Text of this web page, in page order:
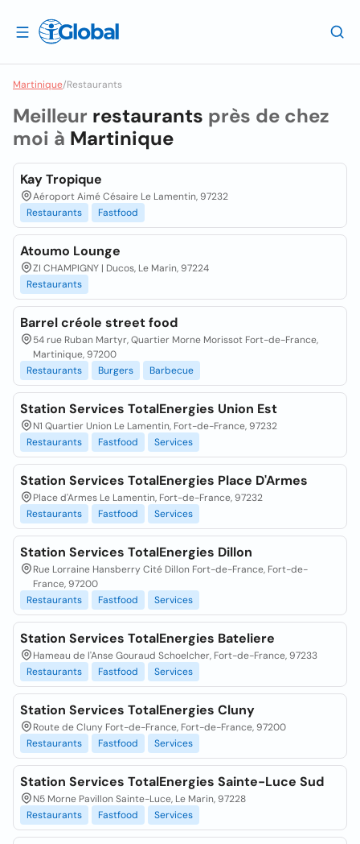
Martinique/Restaurants
Meilleur restaurants près de chez
moi à Martinique
Kay Tropique
Aéroport Aimé Césaire Le Lamentin, 97232
Restaurants
Fastfood
Atoumo Lounge
ZI CHAMPIGNY | Ducos, Le Marin, 97224
Restaurants
Barrel créole street food
54 rue Ruban Martyr, Quartier Morne Morissot Fort-de-France,
Martinique, 97200
Restaurants
Burgers Barbecue
Station Services TotalEnergies Union Est
N1 Quartier Union Le Lamentin, Fort-de-France, 97232
Restaurants
Fastfood Services
Station Services TotalEnergies Place D'Armes
Place d'Armes Le Lamentin, Fort-de-France, 97232
Restaurants
Fastfood Services
Station Services TotalEnergies Dillon
Rue Lorraine Hansberry Cité Dillon Fort-de-France, Fort-de-
France, 97200
Restaurants
Fastfood Services
Station Services TotalEnergies Bateliere
Hameau de l'Anse Gouraud Schoelcher, Fort-de-France, 97233
Restaurants
Fastfood Services
Station Services TotalEnergies Cluny
Route de Cluny Fort-de-France, Fort-de-France, 97200
Restaurants
Fastfood Services
Station Services TotalEnergies Sainte-Luce Sud
N5 Morne Pavillon Sainte-Luce, Le Marin, 97228
Restaurants
Fastfood Services